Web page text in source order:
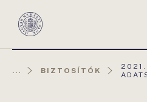
Magyar
... BIZTOSÍTÓK
2021.